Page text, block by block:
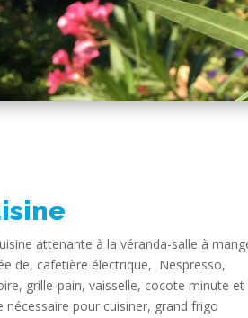
attenante à la véranda-salle à
de, cafetière électrique, Nespresso,
grille-pain, vaisselle, cocote minute et
nécessaire pour cuisiner, grand frigo